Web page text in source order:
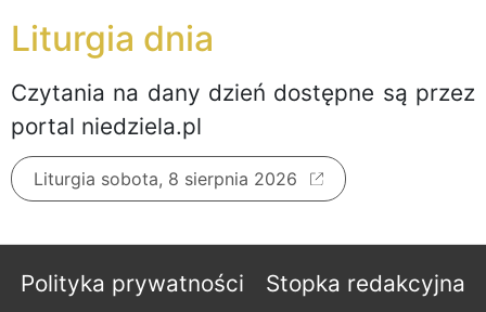
Liturgia dnia
Czytania na dany dzień dostępne są przez
portal niedziela.pl
Liturgia sobota, 8 sierpnia 2026
Polityka prywatności Stopka redakcyjna